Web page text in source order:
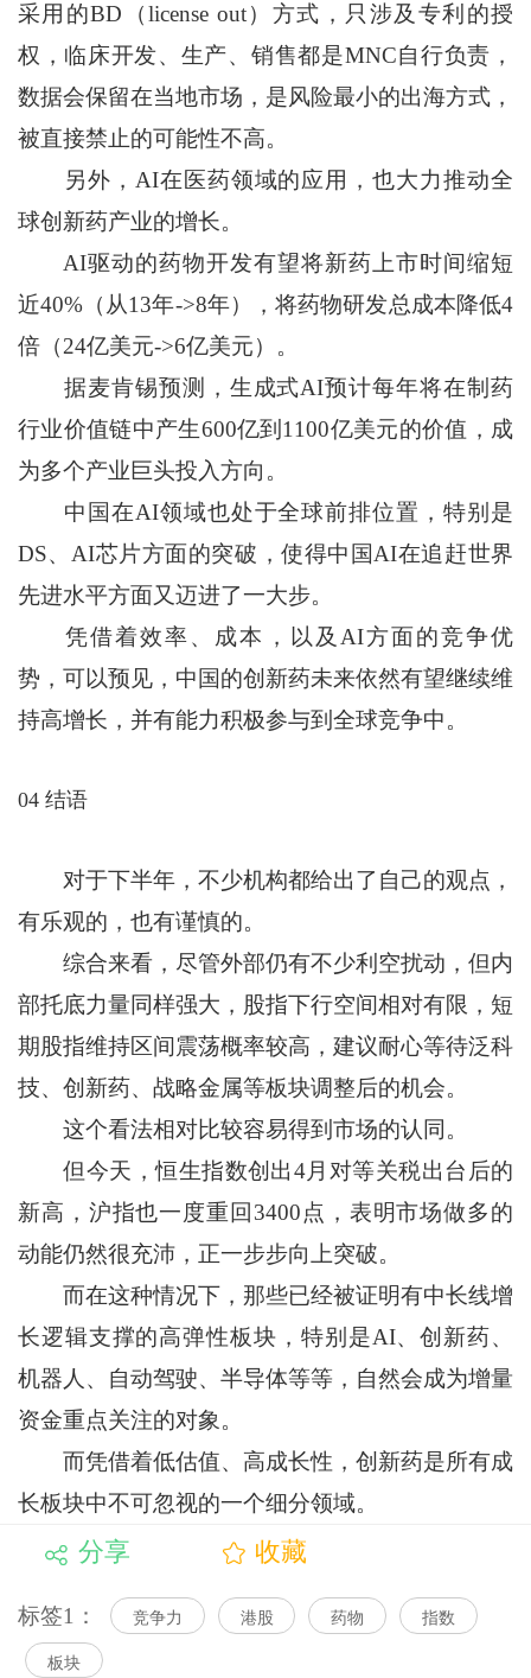
采用的BD（license out）方式，只涉及专利的授
权，临床开发、生产、销售都是MNC自行负责，
数据会保留在当地市场，是风险最小的出海方式，
被直接禁止的可能性不高。
另外，AI在医药领域的应用，也大力推动全
球创新药产业的增长。
AI驱动的药物开发有望将新药上市时间缩短
近40%（从13年->8年），将药物研发总成本降低4
倍（24亿美元->6亿美元）。
据麦肯锡预测，生成式AI预计每年将在制药
行业价值链中产生600亿到1100亿美元的价值，成
为多个产业巨头投入方向。
中国在AI领域也处于全球前排位置，特别是
DS、AI芯片方面的突破，使得中国AI在追赶世界
先进水平方面又迈进了一大步。
凭借着效率、成本，以及AI方面的竞争优
势，可以预见，中国的创新药未来依然有望继续维
持高增长，并有能力积极参与到全球竞争中。
04 结语
对于下半年，不少机构都给出了自己的观点，
有乐观的，也有谨慎的。
综合来看，尽管外部仍有不少利空扰动，但内
部托底力量同样强大，股指下行空间相对有限，短
期股指维持区间震荡概率较高，建议耐心等待泛科
技、创新药、战略金属等板块调整后的机会。
这个看法相对比较容易得到市场的认同。
但今天，恒生指数创出4月对等关税出台后的
新高，沪指也一度重回3400点，表明市场做多的
动能仍然很充沛，正一步步向上突破。
而在这种情况下，那些已经被证明有中长线增
长逻辑支撑的高弹性板块，特别是AI、创新药、
机器人、自动驾驶、半导体等等，自然会成为增量
资金重点关注的对象。
而凭借着低估值、高成长性，创新药是所有成
长板块中不可忽视的一个细分领域。
分享 收藏
标签1： 竞争力 港股 药物 指数
板块